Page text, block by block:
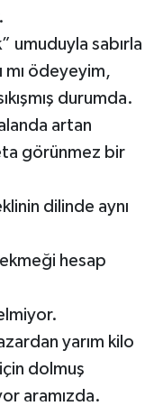
umuduyla sabırla
mı ödeyeyim,
durumda.
artan
görünmez bir
dilinde aynı
hesap
yarım kilo
dolmuş
aramızda.